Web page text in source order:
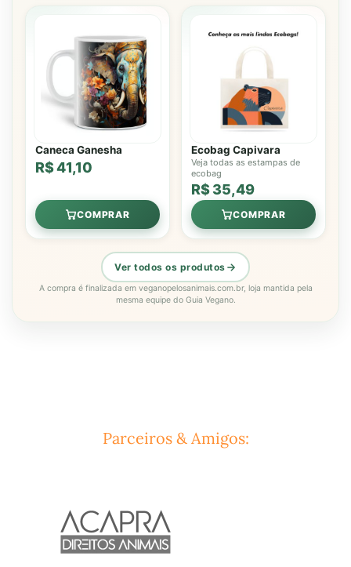
Caneca Ganesha
R$ 41,10
COMPRAR
Ecobag Capivara
Veja todas as estampas de
ecobag
R$ 35,49
COMPRAR
Ver todos os produtos
A compra é finalizada em veganopelosanimais.com.br, loja mantida pela
mesma equipe do Guia Vegano.
Parceiros & Amigos: